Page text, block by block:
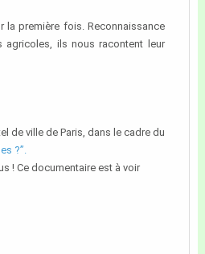
la première fois. Reconnaissance
agricoles, ils nous racontent leur
de ville de Paris, dans le cadre du
?”.
! Ce documentaire est à voir